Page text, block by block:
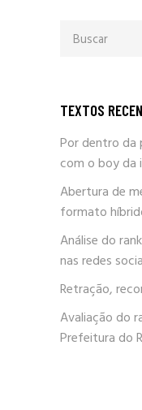
por:
TEXTOS
Por dentro da
com o boy
Abertura de
formato
Análise do
nas redes
Retração,
Avaliação do
Prefeitura do